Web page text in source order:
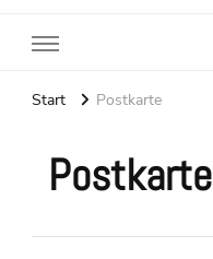
Start Postkarte
Postkarte